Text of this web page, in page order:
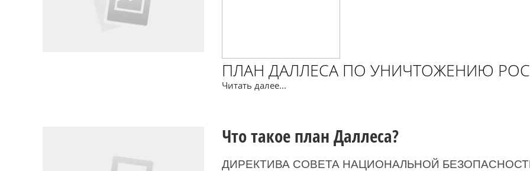
ПЛАН ДАЛЛЕСА ПО УНИЧТОЖЕНИЮ
Читать далее...
Что такое план Даллеса?
ДИРЕКТИВА СОВЕТА НАЦИОНАЛЬНОЙ